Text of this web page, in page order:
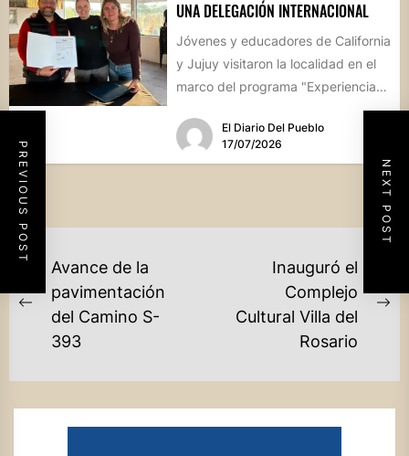
PREVIOUS POST NEXT POST
UNA DELEGACIÓN INTERNACIONAL
Jóvenes y educadores de California
y Jujuy visitaron la localidad en el
marco del programa "Experiencia
Ambientalia". El encuentro cerró...
El Diario Del Pueblo
17/07/2026
NAVEGACIÓN
DE
ENTRADAS
Previous
post:
Avance de la
pavimentación
del Camino S-
393
Inauguró el
Complejo
Cultural Villa del
Rosario